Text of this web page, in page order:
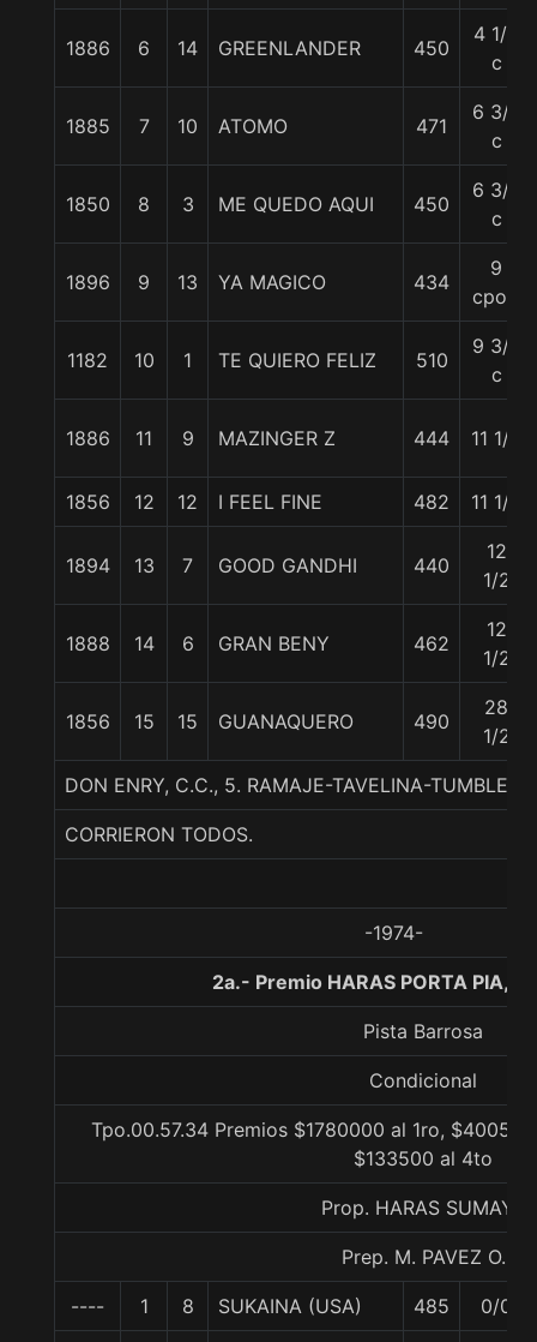
1886 6 14 GREENLANDER 450
4 1/2
c
1885 7 10 ATOMO 471
6 3/4
c
1850 8 3 ME QUEDO AQUI 450
6 3/4
c
1896 9 13 YA MAGICO 434
9
cpos.
1182 10 1 TE QUIERO FELIZ 510
9 3/4
c
1886 11 9 MAZINGER Z 444 11 1/4
1856 12 12 I FEEL FINE 482 11 1/4
1894 13 7 GOOD GANDHI 440
12
1/2
1888 14 6 GRAN BENY 462
12
1/2
1856 15 15 GUANAQUERO 490
28
1/2
DON ENRY, C.C., 5. RAMAJE-TAVELINA-
CORRIERON TODOS.
-1974-
2a.- Premio HARAS PORTA PIA,
Pista Barrosa
Condicional
Tpo.00.57.34 Premios $1780000 al 1ro,
$133500 al 4to
Prop. HARAS SUMAYA
Prep. M. PAVEZ O.
---- 1 8 SUKAINA (USA) 485 0/0